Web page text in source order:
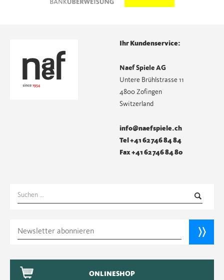
Ihr Kundenservice:
Naef Spiele AG
Untere Brühlstrasse 11
4800 Zofingen
Switzerland
info@naefspiele.ch
Tel +41 62 746 84 84
Fax +41 62 746 84 80
Suchen
nach:
ONLINESHOP